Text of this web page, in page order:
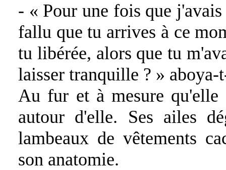
- « Pour une fois que
fallu que tu arrives à ce
tu libérée, alors que tu
laisser tranquille ? » aboya-
Au fur et à mesure
autour d'elle. Ses ailes
lambeaux de vêtements
son anatomie.